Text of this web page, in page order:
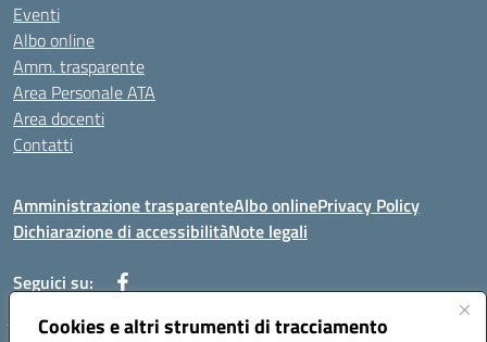
Cookies e altri strumenti di tracciamento
Eventi
Albo online
Amm. trasparente
Area Personale ATA
Area docenti
Contatti
Amministrazione trasparenteAlbo onlinePrivacy Policy
Dichiarazione di accessibilitàNote legali
Seguici su: